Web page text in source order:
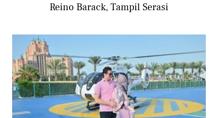
Reino Barack, Tampil Serasi